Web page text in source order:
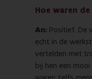
Hoe waren
An: Positief. De
echt in de
vertelden met
bij hen een